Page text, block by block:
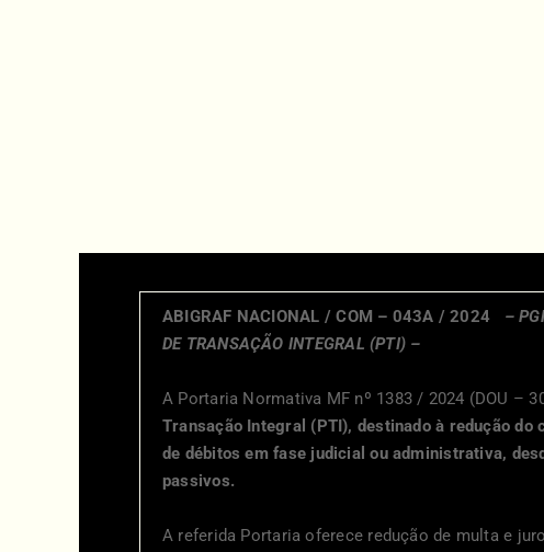
ABIGRAF NACIONAL / COM – 043A / 2024 –
DE TRANSAÇÃO INTEGRAL (PTI) –
A Portaria Normativa MF nº 1383 / 2024 (DOU –
Transação Integral (PTI), destinado à redução
de débitos em fase judicial ou administrativa,
passivos.
A referida Portaria oferece redução de multa e